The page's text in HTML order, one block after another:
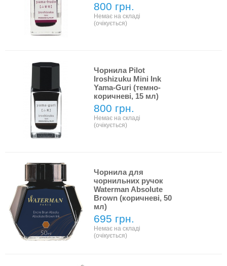
800 грн.
Немає на складі
(очікується)
Чорнила Pilot
Iroshizuku Mini Ink
Yama-Guri (темно-
коричневі, 15 мл)
800 грн.
Немає на складі
(очікується)
Чорнила для
чорнильних ручок
Waterman Absolute
Brown (коричневі, 50
мл)
695 грн.
Немає на складі
(очікується)